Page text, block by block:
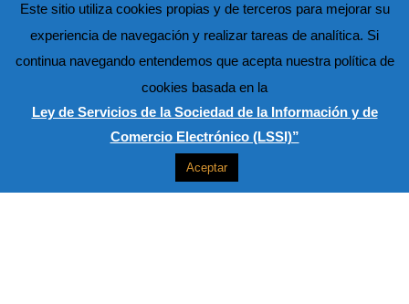
Este sitio utiliza cookies propias y de terceros para mejorar su
experiencia de navegación y realizar tareas de analítica. Si
continua navegando entendemos que acepta nuestra política de
cookies basada en la
Ley de Servicios de la Sociedad de la Información y de
Comercio Electrónico (LSSI)”
Aceptar